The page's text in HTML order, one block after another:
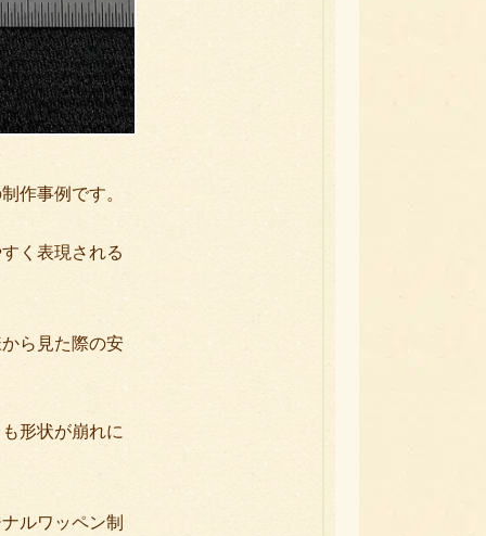
作事例です。
く表現される
ら見た際の安
形状が崩れに
ルワッペン制